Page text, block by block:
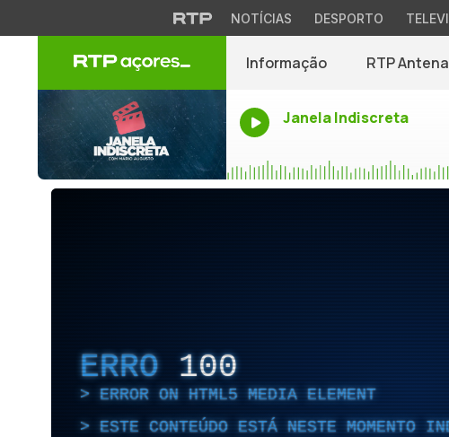
NOTÍCIAS DESPORTO
Informação RTP
Janela Indiscreta
ERRO 100
ERROR ON HTML5 MEDIA ELEMENT
ESTE CONTEÚDO ESTÁ NESTE MOMENTO